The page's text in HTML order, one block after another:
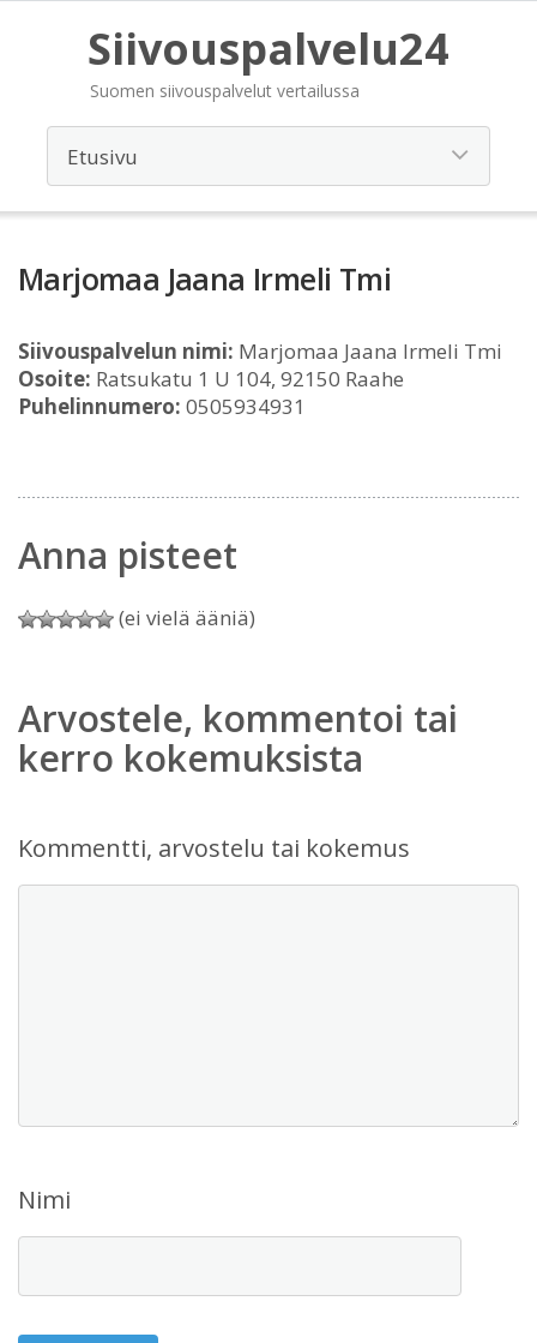
Siivouspalvelu24
Suomen siivouspalvelut vertailussa
Marjomaa Jaana Irmeli Tmi
Siivouspalvelun nimi: Marjomaa Jaana Irmeli Tmi
Osoite: Ratsukatu 1 U 104, 92150 Raahe
Puhelinnumero: 0505934931
Anna pisteet
(ei vielä ääniä)
Arvostele, kommentoi tai
kerro kokemuksista
Kommentti, arvostelu tai kokemus
Nimi